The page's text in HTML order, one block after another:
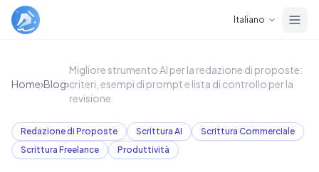
Italiano
Home›Blog›
Migliore strumento AI per la redazione di proposte:
criteri, esempi di prompt e lista di controllo per la
revisione
Redazione di Proposte Scrittura AI
Scrittura Commerciale
Scrittura Freelance
Produttività